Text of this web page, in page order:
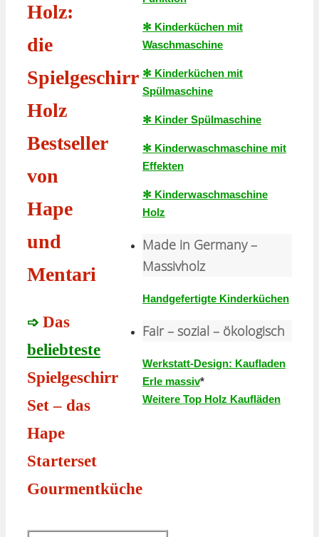
Holz:
die
Spielgeschirr
Holz
Bestseller
von
Hape
und
Mentari
➩ Das
beliebteste
Spielgeschirr
Set – das
Hape
Starterset
Gourmentküche
✻ Kinderküchen mit
Waschmaschine
✻ Kinderküchen mit
Spülmaschine
✻ Kinder Spülmaschine
✻ Kinderwaschmaschine mit
Effekten
✻ Kinderwaschmaschine
Holz
Made in Germany –
Massivholz
Handgefertigte Kinderküchen
Fair – sozial – ökologisch
Werkstatt-Design: Kaufladen
Erle massiv*
Weitere Top Holz Kaufläden